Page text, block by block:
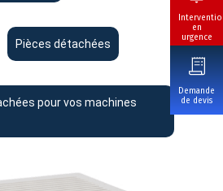
en
urgence
Demande
de devis
Pièces détachées
pour vos machines